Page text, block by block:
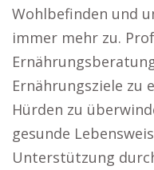
Wohlbefinden und
immer mehr zu.
Ernährungsziele zu
Hürden zu
gesunde
Unterstützung